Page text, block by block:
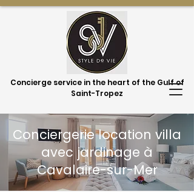
Concierge service in the heart of the Gulf of
Saint-Tropez
Conciergerie location villa
avec jardinage à
Cavalaire-sur-Mer